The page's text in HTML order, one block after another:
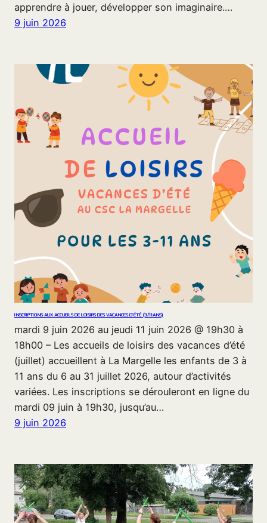
apprendre à jouer, développer son imaginaire.…
9 juin 2026
INSCRIPTIONS AUX ACCUEILS DE LOISIRS DES VACANCES D’ÉTÉ (3/11ANS)
mardi 9 juin 2026 au jeudi 11 juin 2026 @ 19h30 à
18h00 – Les accueils de loisirs des vacances d’été
(juillet) accueillent à La Margelle les enfants de 3 à
11 ans du 6 au 31 juillet 2026, autour d’activités
variées. Les inscriptions se dérouleront en ligne du
mardi 09 juin à 19h30, jusqu’au…
9 juin 2026